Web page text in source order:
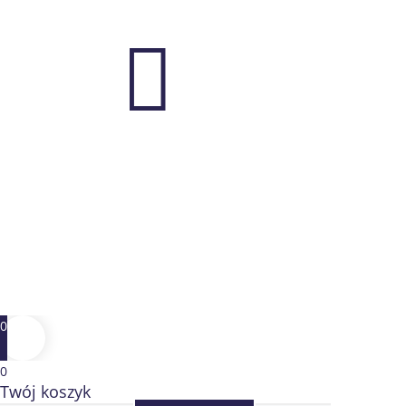

0
0
Twój koszyk